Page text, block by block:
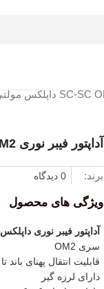
آداپتور فیبر نوری SC-SC OM2 داپلکس مولتی مود
برند: 0 دیدگاه
ویژگی های محصول
آداپتور فیبر نوری داپلکس SC-SC مولتی مود سری گیگاریت
سری OM2
قابلیت انتقال پهنای باند تا 100 گیگ
دارای لرزه گیر